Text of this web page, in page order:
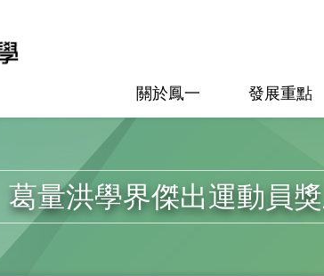
關於鳳一 發展重點
葛量洪學界傑出運動員